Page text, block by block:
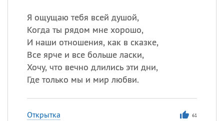
Я ощущаю тебя всей душой,
Когда ты рядом мне хорошо,
И наши отношения, как в сказке,
Все ярче и все больше ласки,
Хочу, что вечно длились эти дни,
Где только мы и мир любви.
Открытка 61